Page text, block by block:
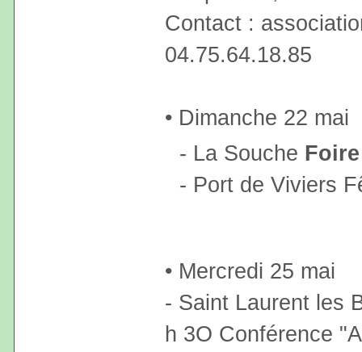
Contact :
04.75.64.18.85
• Dimanche 22 mai
- La Souche
- Port de Viviers
• Mercredi 25 mai
- Saint Laurent les
h 3O Conférence